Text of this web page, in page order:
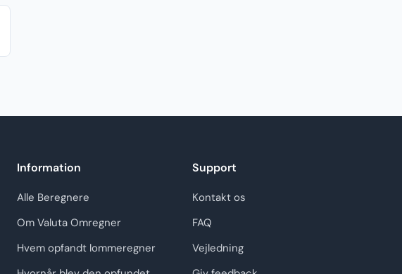
Information
Alle Beregnere
Om Valuta Omregner
Hvem opfandt lommeregner
Support
Kontakt os
FAQ
Vejledning